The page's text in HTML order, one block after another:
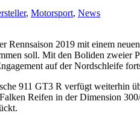
, Motorsport, News
Rennsaison 2019 mit einem
soll. Mit den Boliden zweier
auf der Nordschleife
911 GT3 R verfügt weiterhin
Reifen in der Dimension